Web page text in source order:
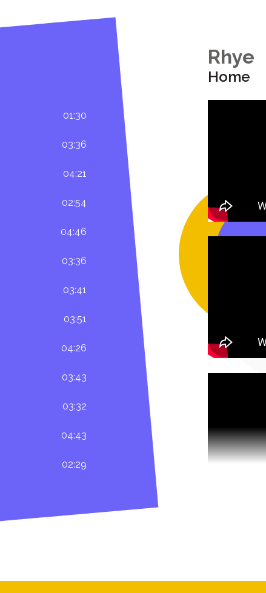
01:30
03:36
04:21
02:54
04:46
03:36
03:41
03:51
04:26
03:43
03:32
04:43
02:29
Rhye
Home